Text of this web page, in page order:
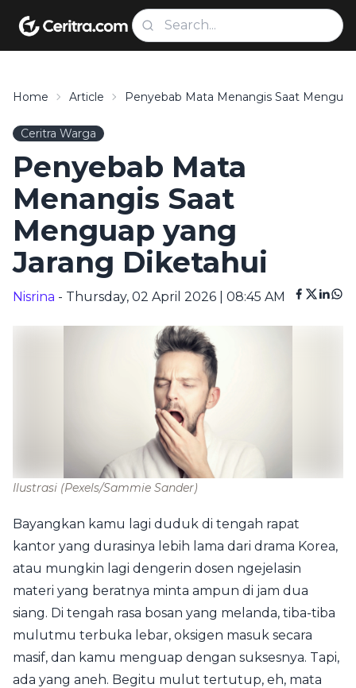
Home Article Penyebab Mata Menangis Saat
Ceritra Warga
Penyebab Mata
Menangis Saat
Menguap yang
Jarang Diketahui
Nisrina - Thursday, 02 April 2026 | 08:45 AM
Ilustrasi (Pexels/Sammie Sander)
Bayangkan kamu lagi duduk di tengah rapat
kantor yang durasinya lebih lama dari drama Korea,
atau mungkin lagi dengerin dosen ngejelasin
materi yang beratnya minta ampun di jam dua
siang. Di tengah rasa bosan yang melanda, tiba-tiba
mulutmu terbuka lebar, oksigen masuk secara
masif, dan kamu menguap dengan suksesnya. Tapi,
ada yang aneh. Begitu mulut tertutup, eh, mata